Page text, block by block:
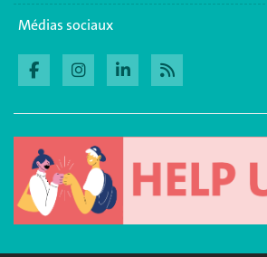
Médias sociaux